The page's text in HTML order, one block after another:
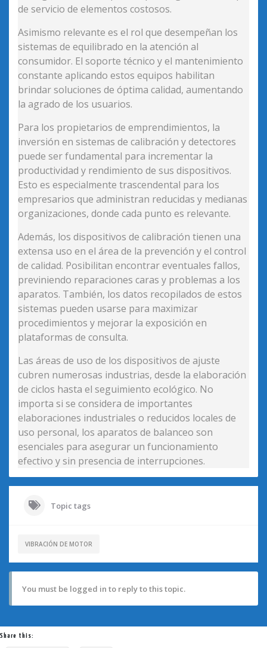
de servicio de elementos costosos.
Asimismo relevante es el rol que desempeñan los
sistemas de equilibrado en la atención al
consumidor. El soporte técnico y el mantenimiento
constante aplicando estos equipos habilitan
brindar soluciones de óptima calidad, aumentando
la agrado de los usuarios.
Para los propietarios de emprendimientos, la
inversión en sistemas de calibración y detectores
puede ser fundamental para incrementar la
productividad y rendimiento de sus dispositivos.
Esto es especialmente trascendental para los
empresarios que administran reducidas y medianas
organizaciones, donde cada punto es relevante.
Además, los dispositivos de calibración tienen una
extensa uso en el área de la prevención y el control
de calidad. Posibilitan encontrar eventuales fallos,
previniendo reparaciones caras y problemas a los
aparatos. También, los datos recopilados de estos
sistemas pueden usarse para maximizar
procedimientos y mejorar la exposición en
plataformas de consulta.
Las áreas de uso de los dispositivos de ajuste
cubren numerosas industrias, desde la elaboración
de ciclos hasta el seguimiento ecológico. No
importa si se considera de importantes
elaboraciones industriales o reducidos locales de
uso personal, los aparatos de balanceo son
esenciales para asegurar un funcionamiento
efectivo y sin presencia de interrupciones.
Topic tags
VIBRACIÓN DE MOTOR
You must be logged in to reply to this topic.
Share this: